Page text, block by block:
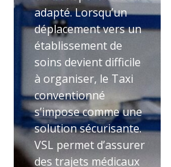
adapté. Lorsqu’un
déplacement vers un
établissement de
soins devient difficile
à organiser, le Taxi
conventionné
s’impose comme une
solution sécurisante.
VSL permet d’assurer
des trajets médicaux